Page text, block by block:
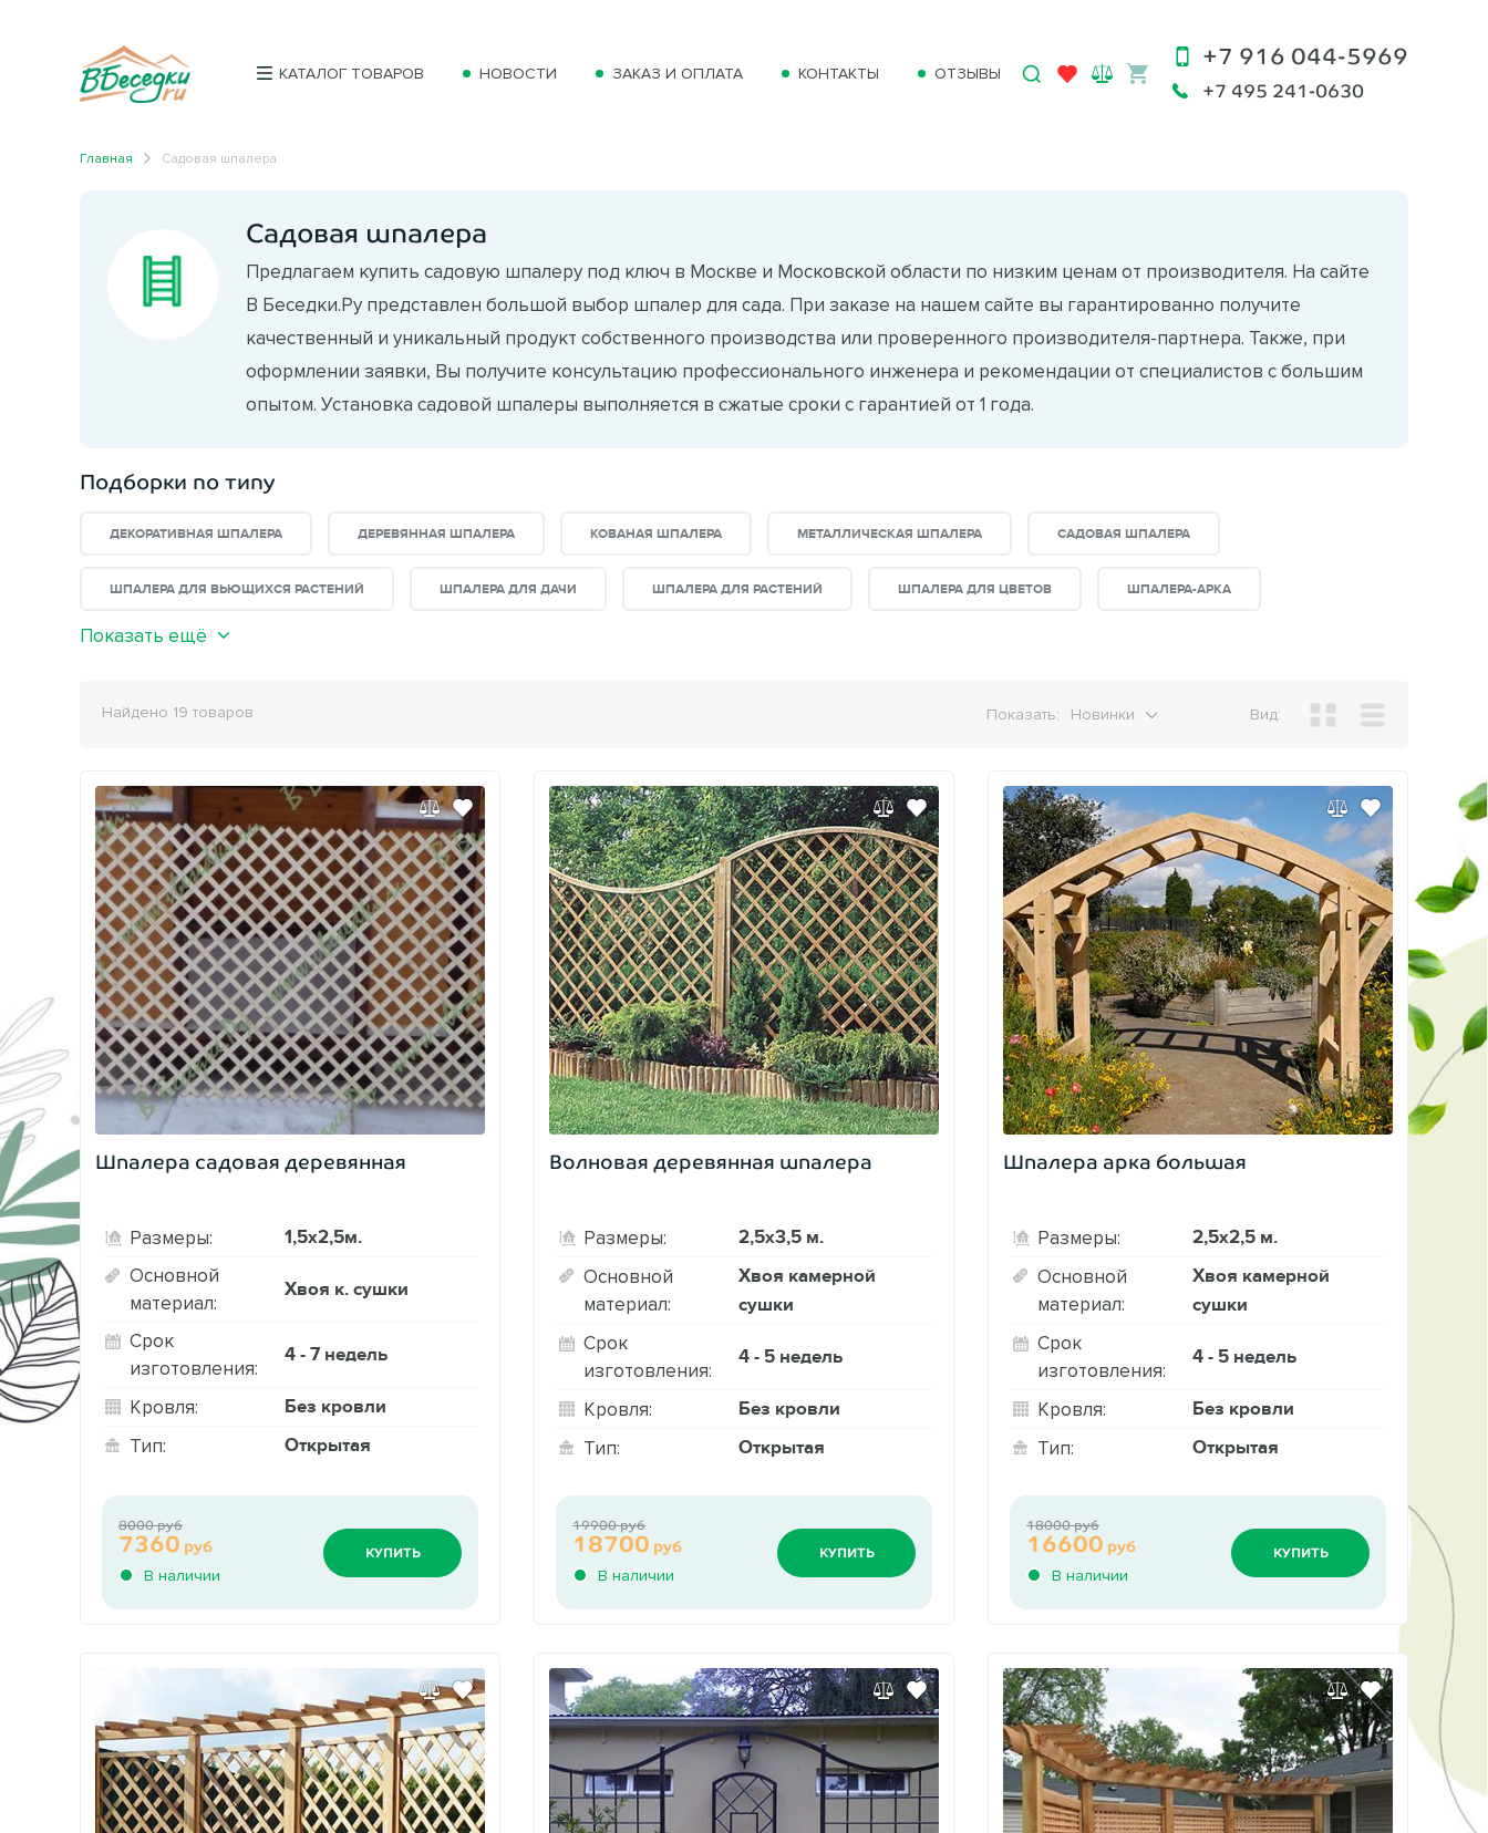
КАТАЛОГ ТОВАРОВ НОВОСТИ ЗАКАЗ И ОПЛАТА КОНТАКТЫ ОТЗЫВЫ
+7 916 044-5969
+7 495 241-0630
Главная Садовая шпалера
Садовая шпалера
Предлагаем купить садовую шпалеру под ключ в Москве и Московской области по низким ценам от производителя. На сайте
В Беседки.Ру представлен большой выбор шпалер для сада. При заказе на нашем сайте вы гарантированно получите
качественный и уникальный продукт собственного производства или проверенного производителя-партнера. Также, при
оформлении заявки, Вы получите консультацию профессионального инженера и рекомендации от специалистов с большим
опытом. Установка садовой шпалеры выполняется в сжатые сроки с гарантией от 1 года.
Подборки по типу
ДЕКОРАТИВНАЯ ШПАЛЕРА ДЕРЕВЯННАЯ ШПАЛЕРА КОВАНАЯ ШПАЛЕРА МЕТАЛЛИЧЕСКАЯ ШПАЛЕРА САДОВАЯ ШПАЛЕРА
ШПАЛЕРА ДЛЯ ВЬЮЩИХСЯ РАСТЕНИЙ ШПАЛЕРА ДЛЯ ДАЧИ ШПАЛЕРА ДЛЯ РАСТЕНИЙ ШПАЛЕРА ДЛЯ ЦВЕТОВ ШПАЛЕРА-АРКА
Показать ещё
Найдено 19 товаров Показать: Новинки Вид:
Шпалера садовая деревянная
Размеры: 1,5х2,5м.
Основной
материал:
Хвоя к. сушки
Срок
изготовления:
4 - 7 недель
Кровля: Без кровли
Тип: Открытая
В наличии
7360 руб
8000 руб
КУПИТЬ
Волновая деревянная шпалера
Размеры: 2,5х3,5 м.
Основной
материал:
Хвоя камерной
сушки
Срок
изготовления:
4 - 5 недель
Кровля: Без кровли
Тип: Открытая
В наличии
18700 руб
19900 руб
КУПИТЬ
Шпалера арка большая
Размеры: 2,5х2,5 м.
Основной
материал:
Хвоя камерной
сушки
Срок
изготовления:
4 - 5 недель
Кровля: Без кровли
Тип: Открытая
В наличии
16600 руб
18000 руб
КУПИТЬ